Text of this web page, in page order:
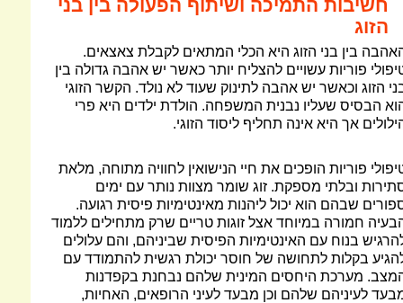
חשיבות התמיכה ושיתוף הפעולה בין בני
הזוג
בין בני הזוג היא הכלי המתאים לקבלת צאצאים.
פוריות עשויים להצליח יותר כאשר יש אהבה גדולה בין
הזוג וכאשר יש אהבה לתינוק שעוד לא נולד. הקשר הזוגי
הבסיס שעליו נבנית המשפחה. הולדת ילדים היא פרי
אך היא אינה תחליף ליסוד הזוגי.
פוריות הופכים את חיי הנישואין לחוויה מתוחה, מלאת
ובלתי מספקת. זוג שומר מצוות נותר עם ימים
שבהם הוא יכול ליהנות מאינטימיות פיסית רגועה.
חמורה במיוחד אצל זוגות טריים שרק מתחילים ללמוד
בנוח עם האינטימיות הפיסית שביניהם, והם עלולים
בקלות לתחושה של חוסר יכולת רגשית להתמודד עם
מערכת היחסים המינית שלהם נבחנת בקפדנות
לעיניהם שלהם וכן מבעד לעיני הרופאים, האחיות,